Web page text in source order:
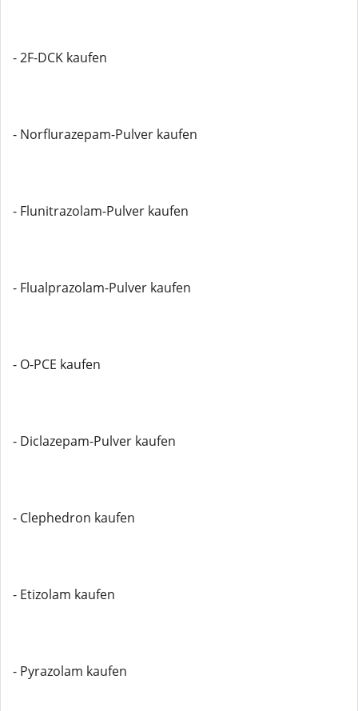
- 2F-DCK kaufen
- Norflurazepam-Pulver kaufen
- Flunitrazolam-Pulver kaufen
- Flualprazolam-Pulver kaufen
- O-PCE kaufen
- Diclazepam-Pulver kaufen
- Clephedron kaufen
- Etizolam kaufen
- Pyrazolam kaufen